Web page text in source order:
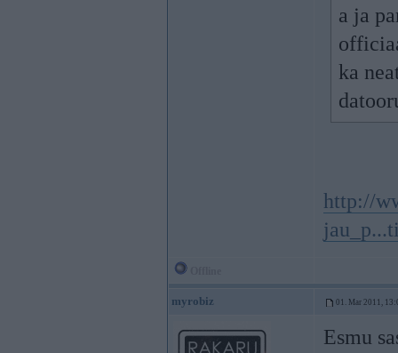
a ja
ka
http://
myrobiz 01. Mar 2011,
Esmu